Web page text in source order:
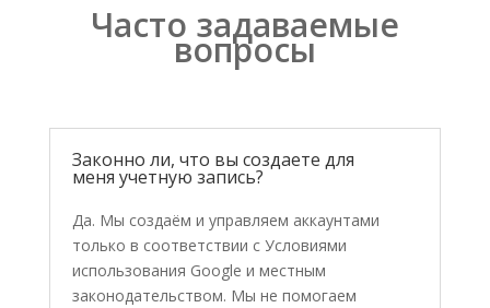
Часто задаваемые
вопросы
Законно ли, что вы создаете для
меня учетную запись?
Да. Мы создаём и управляем аккаунтами
только в соответствии с Условиями
использования Google и местным
законодательством. Мы не помогаем